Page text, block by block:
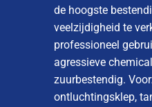
de hoogste
veelzijdigheid te
professioneel
agressieve
zuurbestendig.
ontluchtingsklep,